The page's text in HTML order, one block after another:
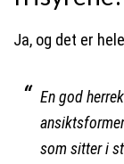
Ja, og det er
En god
som sitter i